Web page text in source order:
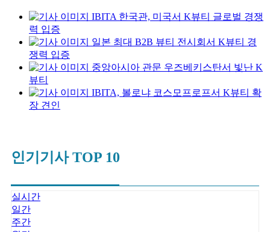
IBITA 한국관, 미국서 K뷰티 글로벌 경쟁
력 입증
일본 최대 B2B 뷰티 전시회서 K뷰티 경
쟁력 입증
중앙아시아 관문 우즈베키스탄서 빛난 K
뷰티
IBITA, 볼로냐 코스모프로프서 K뷰티 확
장 견인
인기기사 TOP 10
실시간
일간
주간